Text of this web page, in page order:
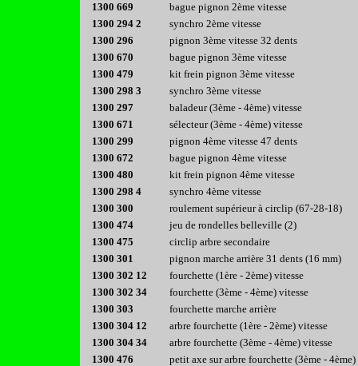
1300 669
bague pignon 2ème vitesse
1300 294 2
synchro 2ème vitesse
1300 296
pignon 3ème vitesse 32 dents
1300 670
bague pignon 3ème vitesse
1300 479
kit frein pignon 3ème vitesse
1300 298 3
synchro 3ème vitesse
1300 297
baladeur (3ème - 4ème) vitesse
1300 671
sélecteur (3ème - 4ème) vitesse
1300 299
pignon 4ème vitesse 47 dents
1300 672
bague pignon 4ème vitesse
1300 480
kit frein pignon 4ème vitesse
1300 298 4
synchro 4ème vitesse
1300 300
roulement supérieur à circlip (67-28-18)
1300 474
jeu de rondelles belleville (2)
1300 475
circlip arbre secondaire
1300 301
pignon marche arrière 31 dents (16 mm)
1300 302 12
fourchette (1ère - 2ème) vitesse
1300 302 34
fourchette (3ème - 4ème) vitesse
1300 303
fourchette marche arrière
1300 304 12
arbre fourchette (1ère - 2ème) vitesse
1300 304 34
arbre fourchette (3ème - 4ème) vitesse
1300 476
petit axe sur arbre fourchette (3ème - 4ème)